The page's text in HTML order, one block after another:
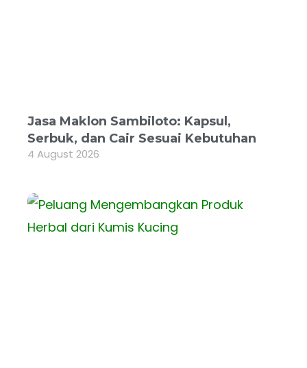
Jasa Maklon Sambiloto: Kapsul,
Serbuk, dan Cair Sesuai Kebutuhan
4 August 2026